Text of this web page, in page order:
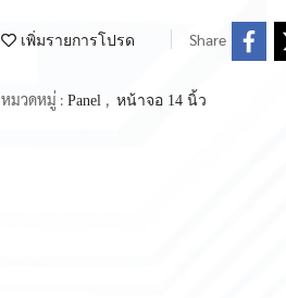
เพิ่มรายการโปรด Share
หมวดหมู่ : Panel หน้าจอ 14 นิ้ว